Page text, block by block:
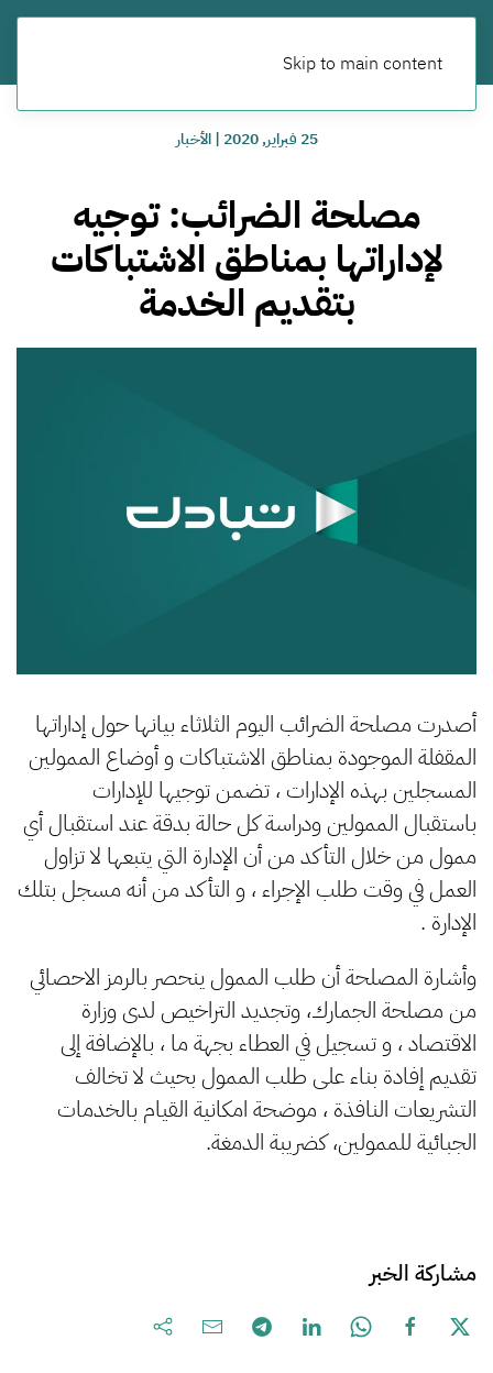
Skip to main content
25 فبراير, 2020 |الأخبار
مصلحة الضرائب: توجيه
لإداراتها بمناطق الاشتباكات
بتقديم الخدمة
أصدرت مصلحة الضرائب اليوم الثلاثاء بيانها حول إداراتها
المقفلة الموجودة بمناطق الاشتباكات و أوضاع الممولين
المسجلين بهذه الإدارات ، تضمن توجيها للإدارات
باستقبال الممولين ودراسة كل حالة بدقة عند استقبال أي
ممول من خلال التأكد من أن الإدارة التي يتبعها لا تزاول
العمل في وقت طلب الإجراء ، و التأكد من أنه مسجل بتلك
الإدارة .
وأشارة المصلحة أن طلب الممول ينحصر بالرمز الاحصائي
من مصلحة الجمارك، وتجديد التراخيص لدى وزارة
الاقتصاد ، و تسجيل في العطاء بجهة ما ، بالإضافة إلى
تقديم إفادة بناء على طلب الممول بحيث لا تخالف
التشريعات النافذة ، موضحة امكانية القيام بالخدمات
الجبائية للممولين، كضريبة الدمغة.
مشاركة الخبر